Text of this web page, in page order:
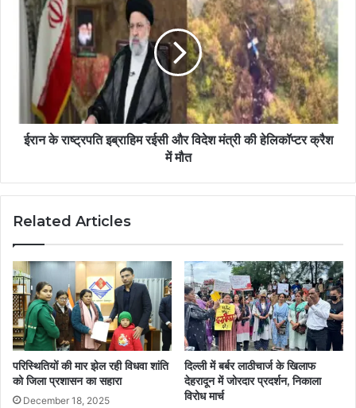
ईरान के राष्ट्रपति इब्राहिम रईसी और विदेश मंत्री की हेलिकॉप्टर क्रैश
में मौत
Related Articles
परिस्थितियों की मार झेल रही विधवा शांति
को जिला प्रशासन का सहारा
December 18, 2025
दिल्ली में बर्बर लाठीचार्ज के खिलाफ
देहरादून में जोरदार प्रदर्शन, निकाला
विरोध मार्च